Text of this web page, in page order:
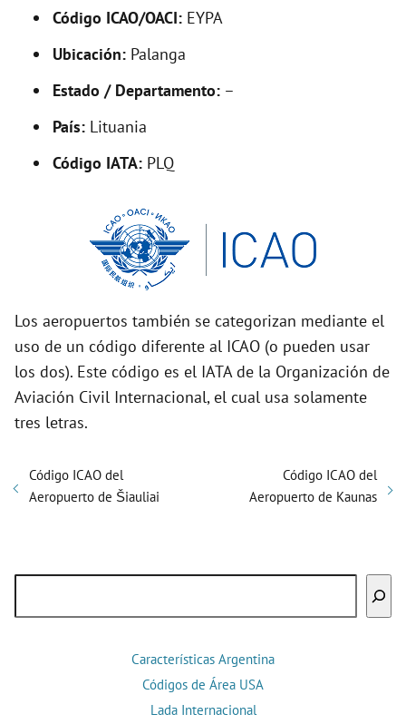
e
o
Código ICAO/OACI: EYPA
Ubicación: Palanga
Estado / Departamento: –
País: Lituania
Código IATA: PLQ
Los aeropuertos también se categorizan mediante el
uso de un código diferente al ICAO (o pueden usar
los dos). Este código es el IATA de la Organización de
Aviación Civil Internacional, el cual usa solamente
tres letras.
Código ICAO del
Aeropuerto de Šiauliai
Código ICAO del
Aeropuerto de Kaunas
Características Argentina
Códigos de Área USA
Lada Internacional